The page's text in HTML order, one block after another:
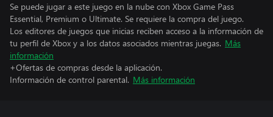
Se puede jugar a este juego en la nube con Xbox Game Pass
Essential, Premium o Ultimate. Se requiere la compra del juego.
Los editores de juegos que inicias reciben acceso a la información de
tu perfil de Xbox y a los datos asociados mientras juegas. Más
información
+Ofertas de compras desde la aplicación.
Información de control parental. Más información